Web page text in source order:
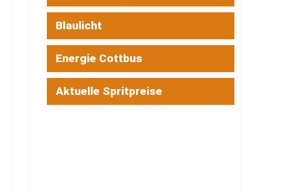
Blaulicht
Energie Cottbus
Aktuelle Spritpreise